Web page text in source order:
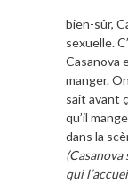
bien-sûr,
sexuelle.
Casanova
manger.
sait avant
qu’il
dans la
(Casanova
qui